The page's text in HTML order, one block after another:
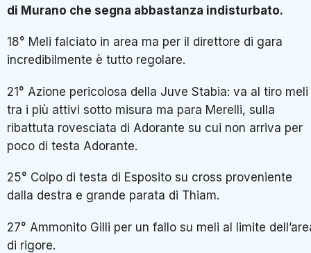
di Murano che segna abbastanza indisturbato.
18° Meli falciato in area ma per il direttore di gara
incredibilmente è tutto regolare.
21° Azione pericolosa della Juve Stabia: va al tiro meli
tra i più attivi sotto misura ma para Merelli, sulla
ribattuta rovesciata di Adorante su cui non arriva per
poco di testa Adorante.
25° Colpo di testa di Esposito su cross proveniente
dalla destra e grande parata di Thiam.
27° Ammonito Gilli per un fallo su meli al limite
di rigore.